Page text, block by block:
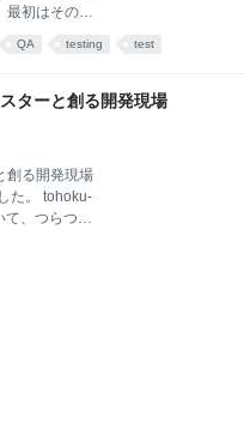
の中で、僕が
ストプラクテ
最初はその人
、もしかし
て人は他に
ら。ガチの初
ます。 この
うど良さそう
必読。しかし
もあれ「第１
通り」だけが
QA testing test
ターと創る開発現場
創る開発現場
た。 tohoku-
て、つらつら